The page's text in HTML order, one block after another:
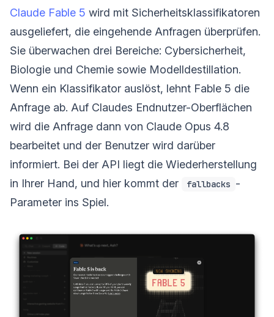
Claude Fable 5 wird mit Sicherheitsklassifikatoren
ausgeliefert, die eingehende Anfragen überprüfen.
Sie überwachen drei Bereiche: Cybersicherheit,
Biologie und Chemie sowie Modelldestillation.
Wenn ein Klassifikator auslöst, lehnt Fable 5 die
Anfrage ab. Auf Claudes Endnutzer-Oberflächen
wird die Anfrage dann von Claude Opus 4.8
bearbeitet und der Benutzer wird darüber
informiert. Bei der API liegt die Wiederherstellung
in Ihrer Hand, und hier kommt der
fallbacks -
Parameter ins Spiel.